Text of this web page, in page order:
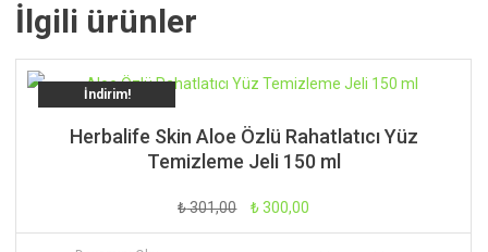
İlgili ürünler
İndirim!
Herbalife Skin Aloe Özlü Rahatlatıcı Yüz
Temizleme Jeli 150 ml
₺301,00
Orijinal
fiyat:
₺300,00
andaki